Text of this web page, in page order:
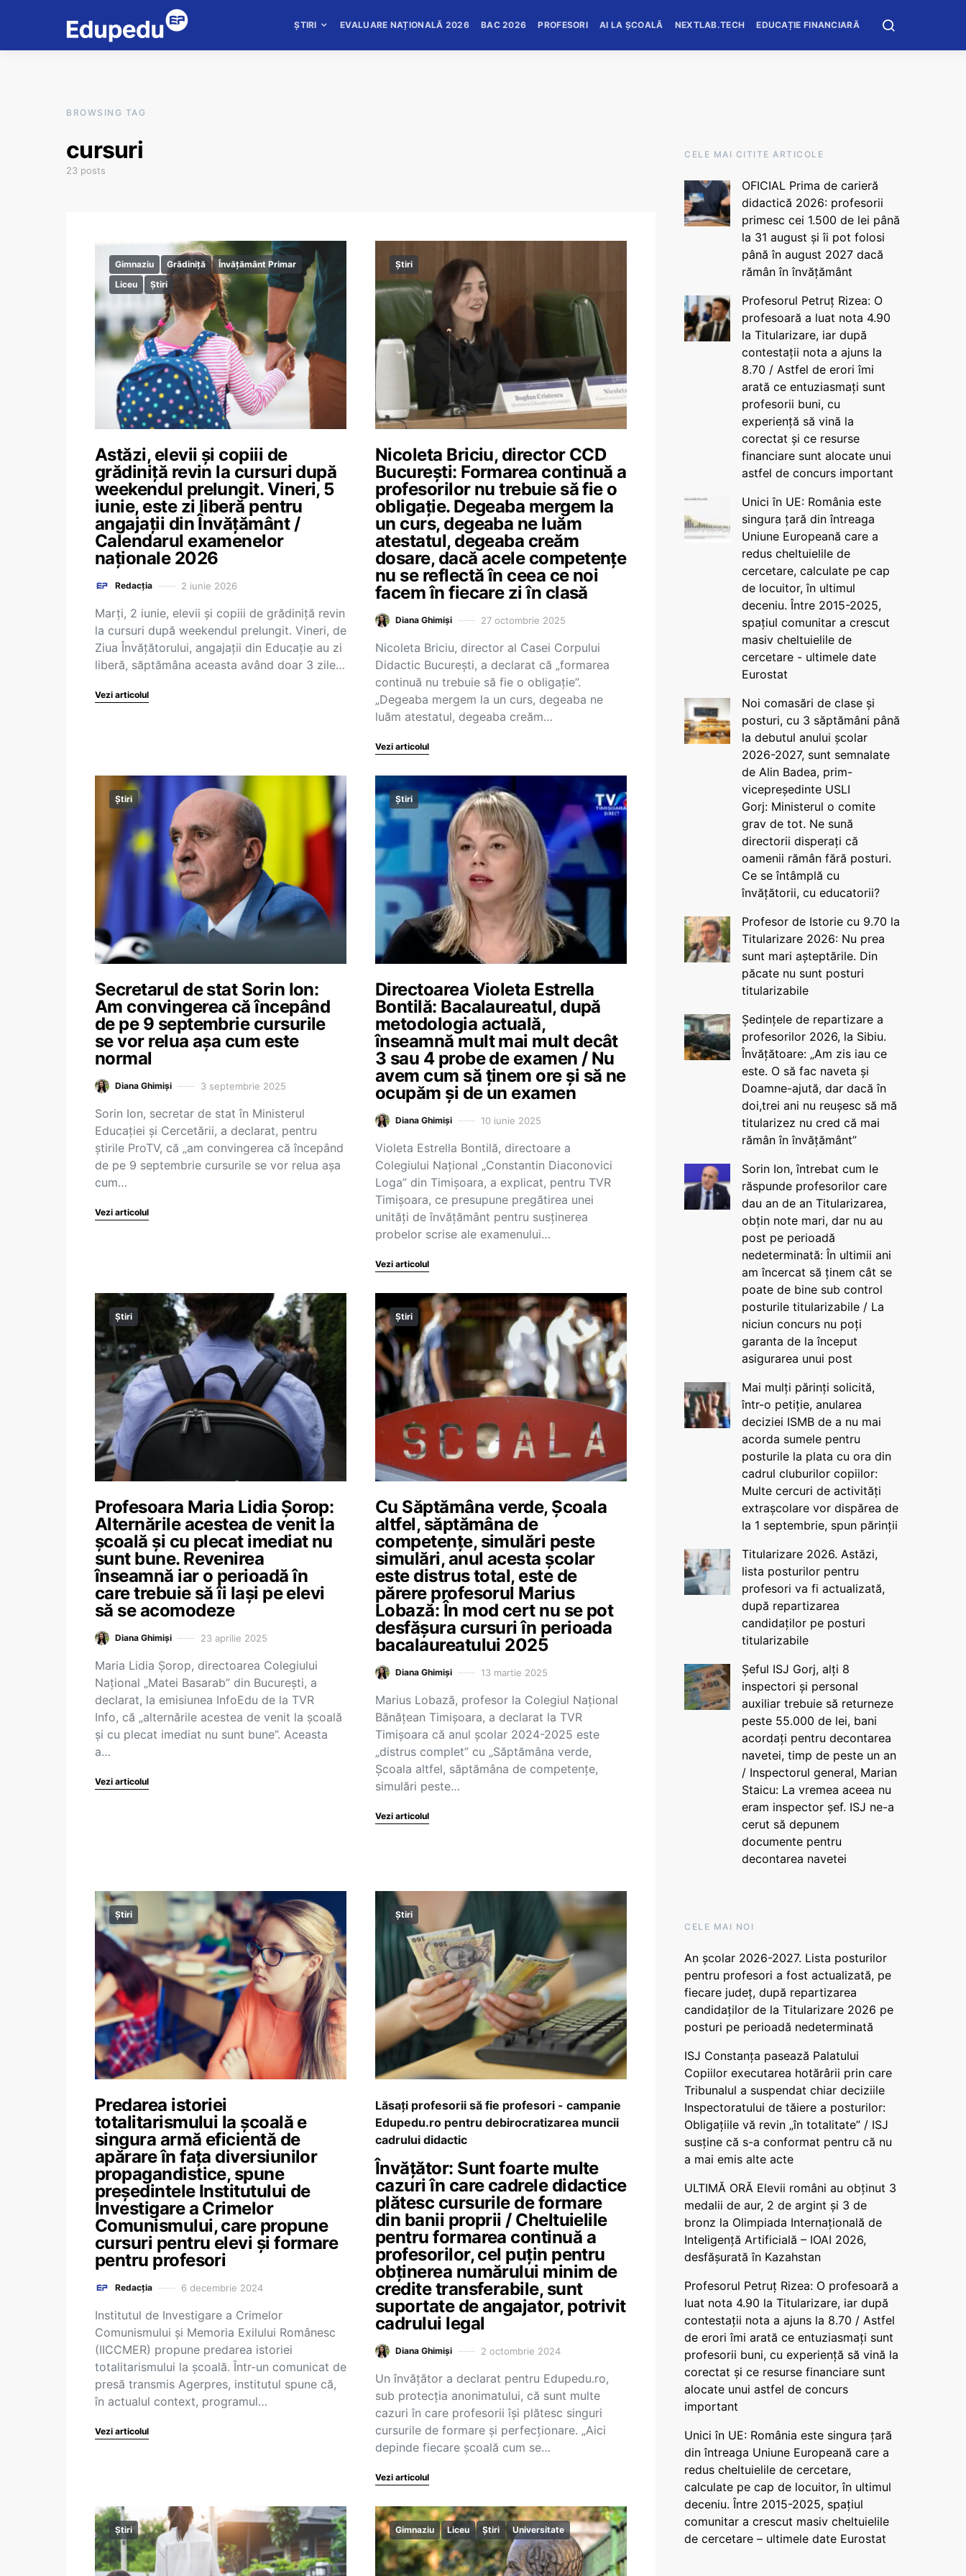
ȘTIRI EVALUARE NAȚIONALĂ 2026 BAC 2026 PROFESORI AI LA ȘCOALĂ NEXTLAB.TECH EDUCAȚIE FINANCIARĂ
BROWSING TAG
cursuri
23 posts
Gimnaziu Grădiniță
Învățământ Primar
Liceu
Știri
Astăzi, elevii și copiii de
grădiniță revin la cursuri după
weekendul prelungit. Vineri, 5
iunie, este zi liberă pentru
angajații din Învățământ /
Calendarul examenelor
naționale 2026
Redacția 2 iunie 2026
Marți, 2 iunie, elevii și copiii de grădiniță revin
la cursuri după weekendul prelungit. Vineri, de
Ziua Învățătorului, angajații din Educație au zi
liberă, săptămâna aceasta având doar 3 zile…
Vezi articolul
Știri
Nicoleta Briciu, director CCD
București: Formarea continuă a
profesorilor nu trebuie să fie o
obligație. Degeaba mergem la
un curs, degeaba ne luăm
atestatul, degeaba creăm
dosare, dacă acele competențe
nu se reflectă în ceea ce noi
facem în fiecare zi în clasă
Diana Ghimiși 27 octombrie 2025
Nicoleta Briciu, director al Casei Corpului
Didactic București, a declarat că „formarea
continuă nu trebuie să fie o obligație”.
„Degeaba mergem la un curs, degeaba ne
luăm atestatul, degeaba creăm…
Vezi articolul
Știri
Secretarul de stat Sorin Ion:
Am convingerea că începând
de pe 9 septembrie cursurile
se vor relua așa cum este
normal
Diana Ghimiși 3 septembrie 2025
Sorin Ion, secretar de stat în Ministerul
Educației și Cercetării, a declarat, pentru
știrile ProTV, că „am convingerea că începând
de pe 9 septembrie cursurile se vor relua așa
cum…
Vezi articolul
Știri
Directoarea Violeta Estrella
Bontilă: Bacalaureatul, după
metodologia actuală,
înseamnă mult mai mult decât
3 sau 4 probe de examen / Nu
avem cum să ținem ore și să ne
ocupăm și de un examen
Diana Ghimiși 10 iunie 2025
Violeta Estrella Bontilă, directoare a
Colegiului Național „Constantin Diaconovici
Loga” din Timișoara, a explicat, pentru TVR
Timișoara, ce presupune pregătirea unei
unități de învățământ pentru susținerea
probelor scrise ale examenului…
Vezi articolul
Știri
Profesoara Maria Lidia Șorop:
Alternările acestea de venit la
școală și cu plecat imediat nu
sunt bune. Revenirea
înseamnă iar o perioadă în
care trebuie să îi lași pe elevi
să se acomodeze
Diana Ghimiși 23 aprilie 2025
Maria Lidia Șorop, directoarea Colegiului
Național „Matei Basarab” din București, a
declarat, la emisiunea InfoEdu de la TVR
Info, că „alternările acestea de venit la școală
și cu plecat imediat nu sunt bune”. Aceasta
a…
Vezi articolul
Știri
Cu Săptămâna verde, Școala
altfel, săptămâna de
competențe, simulări peste
simulări, anul acesta școlar
este distrus total, este de
părere profesorul Marius
Lobază: În mod cert nu se pot
desfășura cursuri în perioada
bacalaureatului 2025
Diana Ghimiși 13 martie 2025
Marius Lobază, profesor la Colegiul Naţional
Bănăţean Timişoara, a declarat la TVR
Timișoara că anul școlar 2024-2025 este
„distrus complet” cu „Săptămâna verde,
Școala altfel, săptămâna de competențe,
simulări peste…
Vezi articolul
Știri
Predarea istoriei
totalitarismului la școală e
singura armă eficientă de
apărare în faţa diversiunilor
propagandistice, spune
președintele Institutului de
Investigare a Crimelor
Comunismului, care propune
cursuri pentru elevi și formare
pentru profesori
Redacția 6 decembrie 2024
Institutul de Investigare a Crimelor
Comunismului și Memoria Exilului Românesc
(IICCMER) propune predarea istoriei
totalitarismului la școală. Într-un comunicat de
presă transmis Agerpres, institutul spune că,
în actualul context, programul…
Vezi articolul
Știri
Lăsați profesorii să fie profesori - campanie
Edupedu.ro pentru debirocratizarea muncii
cadrului didactic
Învățător: Sunt foarte multe
cazuri în care cadrele didactice
plătesc cursurile de formare
din banii proprii / Cheltuielile
pentru formarea continuă a
profesorilor, cel puțin pentru
obținerea numărului minim de
credite transferabile, sunt
suportate de angajator, potrivit
cadrului legal
Diana Ghimiși 2 octombrie 2024
Un învățător a declarat pentru Edupedu.ro,
sub protecția anonimatului, că sunt multe
cazuri în care profesorii își plătesc singuri
cursurile de formare și perfecționare. „Aici
depinde fiecare școală cum se…
Vezi articolul
Știri Gimnaziu Liceu Știri Universitate
CELE MAI CITITE ARTICOLE
OFICIAL Prima de carieră
didactică 2026: profesorii
primesc cei 1.500 de lei până
la 31 august și îi pot folosi
până în august 2027 dacă
rămân în învățământ
Profesorul Petruț Rizea: O
profesoară a luat nota 4.90
la Titularizare, iar după
contestații nota a ajuns la
8.70 / Astfel de erori îmi
arată ce entuziasmați sunt
profesorii buni, cu
experiență să vină la
corectat și ce resurse
financiare sunt alocate unui
astfel de concurs important
Unici în UE: România este
singura țară din întreaga
Uniune Europeană care a
redus cheltuielile de
cercetare, calculate pe cap
de locuitor, în ultimul
deceniu. Între 2015-2025,
spațiul comunitar a crescut
masiv cheltuielile de
cercetare - ultimele date
Eurostat
Noi comasări de clase și
posturi, cu 3 săptămâni până
la debutul anului școlar
2026-2027, sunt semnalate
de Alin Badea, prim-
vicepreședinte USLI
Gorj: Ministerul o comite
grav de tot. Ne sună
directorii disperați că
oamenii rămân fără posturi.
Ce se întâmplă cu
învățătorii, cu educatorii?
Profesor de Istorie cu 9.70 la
Titularizare 2026: Nu prea
sunt mari așteptările. Din
păcate nu sunt posturi
titularizabile
Ședințele de repartizare a
profesorilor 2026, la Sibiu.
Învățătoare: „Am zis iau ce
este. O să fac naveta și
Doamne-ajută, dar dacă în
doi,trei ani nu reușesc să mă
titularizez nu cred că mai
rămân în învățământ”
Sorin Ion, întrebat cum le
răspunde profesorilor care
dau an de an Titularizarea,
obțin note mari, dar nu au
post pe perioadă
nedeterminată: În ultimii ani
am încercat să ținem cât se
poate de bine sub control
posturile titularizabile / La
niciun concurs nu poți
garanta de la început
asigurarea unui post
Mai mulți părinți solicită,
într-o petiție, anularea
deciziei ISMB de a nu mai
acorda sumele pentru
posturile la plata cu ora din
cadrul cluburilor copiilor:
Multe cercuri de activități
extrașcolare vor dispărea de
la 1 septembrie, spun părinții
Titularizare 2026. Astăzi,
lista posturilor pentru
profesori va fi actualizată,
după repartizarea
candidaților pe posturi
titularizabile
Șeful ISJ Gorj, alți 8
inspectori și personal
auxiliar trebuie să returneze
peste 55.000 de lei, bani
acordați pentru decontarea
navetei, timp de peste un an
/ Inspectorul general, Marian
Staicu: La vremea aceea nu
eram inspector șef. ISJ ne-a
cerut să depunem
documente pentru
decontarea navetei
CELE MAI NOI
An școlar 2026-2027. Lista posturilor
pentru profesori a fost actualizată, pe
fiecare județ, după repartizarea
candidaților de la Titularizare 2026 pe
posturi pe perioadă nedeterminată
ISJ Constanța pasează Palatului
Copiilor executarea hotărârii prin care
Tribunalul a suspendat chiar deciziile
Inspectoratului de tăiere a posturilor:
Obligațiile vă revin „în totalitate” / ISJ
susține că s-a conformat pentru că nu
a mai emis alte acte
ULTIMĂ ORĂ Elevii români au obținut 3
medalii de aur, 2 de argint și 3 de
bronz la Olimpiada Internațională de
Inteligență Artificială – IOAI 2026,
desfășurată în Kazahstan
Profesorul Petruț Rizea: O profesoară a
luat nota 4.90 la Titularizare, iar după
contestații nota a ajuns la 8.70 / Astfel
de erori îmi arată ce entuziasmați sunt
profesorii buni, cu experiență să vină la
corectat și ce resurse financiare sunt
alocate unui astfel de concurs
important
Unici în UE: România este singura țară
din întreaga Uniune Europeană care a
redus cheltuielile de cercetare,
calculate pe cap de locuitor, în ultimul
deceniu. Între 2015-2025, spațiul
comunitar a crescut masiv cheltuielile
de cercetare – ultimele date Eurostat